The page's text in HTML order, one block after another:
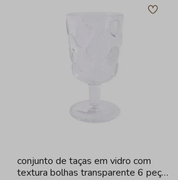
conjunto de taças em vidro com
textura bolhas transparente 6 peças